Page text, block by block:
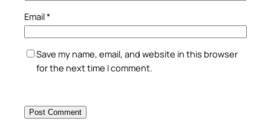
Email*
Save my name, email, and website in this browser
for the next time I comment.